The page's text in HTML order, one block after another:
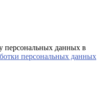
персональных данных в
персональных данных